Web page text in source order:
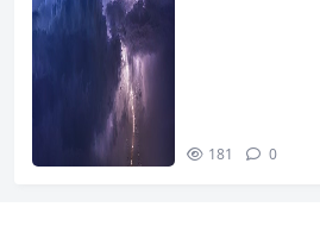
181 0